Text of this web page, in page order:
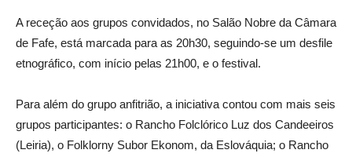
A receção aos grupos convidados, no Salão Nobre da Câmara
de Fafe, está marcada para as 20h30, seguindo-se um desfile
etnográfico, com início pelas 21h00, e o festival.
Para além do grupo anfitrião, a iniciativa contou com mais seis
grupos participantes: o Rancho Folclórico Luz dos Candeeiros
(Leiria), o Folklorny Subor Ekonom, da Eslováquia; o Rancho